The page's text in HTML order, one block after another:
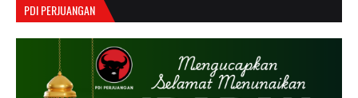
PDI PERJUANGAN